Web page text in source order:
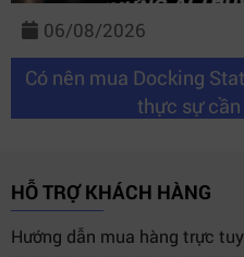
06/08/2026
Có nên mua Docking
thực sự
HỖ TRỢ KHÁCH HÀNG
Hướng dẫn mua hàng trực